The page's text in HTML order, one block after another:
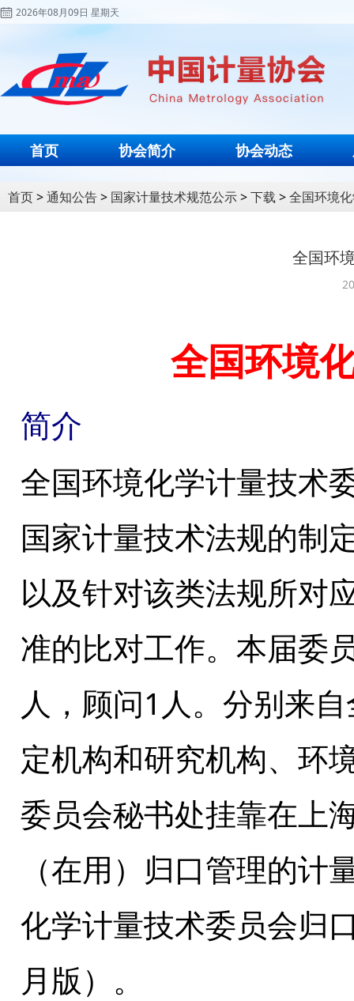
2026年08月09日 星期天
首页 协会简介 协会动态
首页>通知公告> 国家计量技术规范公示>下载 >全国环境
全国环
全国环境
简介
全国环境化学计量技术
国家计量技术法规的制
以及针对该类法规所对
准的比对工作。本届委
人，顾问1人。分别来
定机构和研究机构、环
委员会秘书处挂靠在上
（在用）归口管理的
化学计量技术委员会归
月版）。